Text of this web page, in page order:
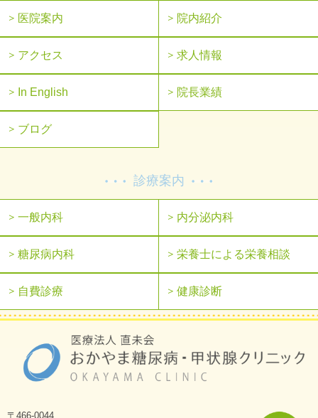
医院案内 院内紹介
アクセス 求人情報
In English 院長業績
ブログ
診療案内
一般内科 内分泌内科
糖尿病内科 栄養士による栄養相談
自費診療 健康診断
〒466-0044